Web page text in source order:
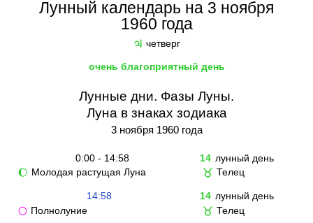
Лунный календарь на 3 ноября
1960 года
♃ четверг
очень благоприятный день
Лунные дни. Фазы Луны.
Луна в знаках зодиака
3 ноября 1960 года
0:00 - 14:58 14 лунный день
🌔 Молодая растущая Луна ♉ Телец
14:58 14 лунный день
🌕 Полнолуние ♉ Телец